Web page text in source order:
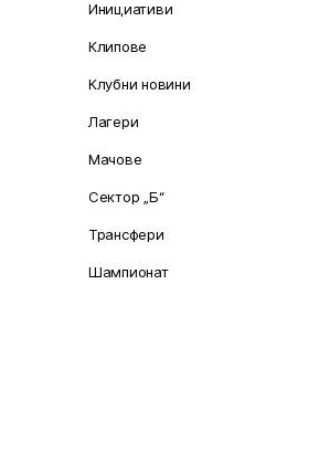
Инициативи
Клипове
Клубни новини
Лагери
Мачове
Сектор „Б“
Трансфери
Шампионат